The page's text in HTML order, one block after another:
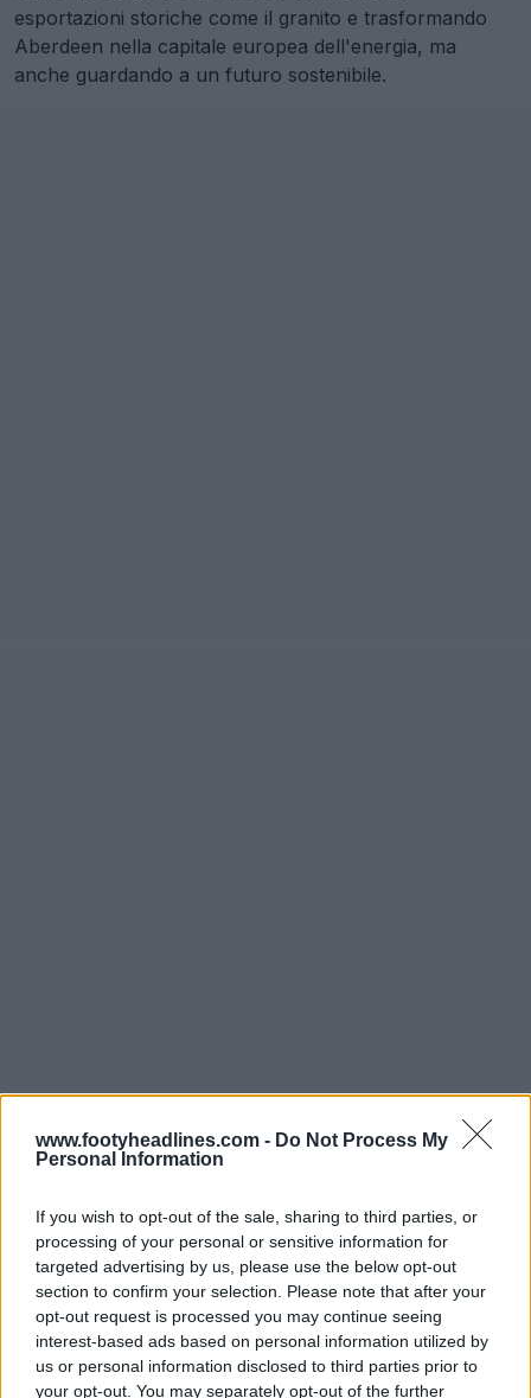
www.footyheadlines.com - Do Not Process My
Personal Information
If you wish to opt-out of the sale, sharing to third parties, or
processing of your personal or sensitive information for
targeted advertising by us, please use the below opt-out
section to confirm your selection. Please note that after your
opt-out request is processed you may continue seeing
interest-based ads based on personal information utilized by
us or personal information disclosed to third parties prior to
your opt-out. You may separately opt-out of the further
esportazioni storiche come il granito e trasformando
Aberdeen nella capitale europea dell'energia, ma
anche guardando a un futuro sostenibile.